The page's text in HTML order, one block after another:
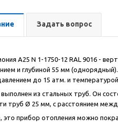
Задать вопрос
А25 N 1-1750-12 RAL 9016 -
и глубиной 55 мм
до 15 атм. и
из стальных труб. Он
труб Ø 25 мм, с расстоянием
это прибор отопления можно